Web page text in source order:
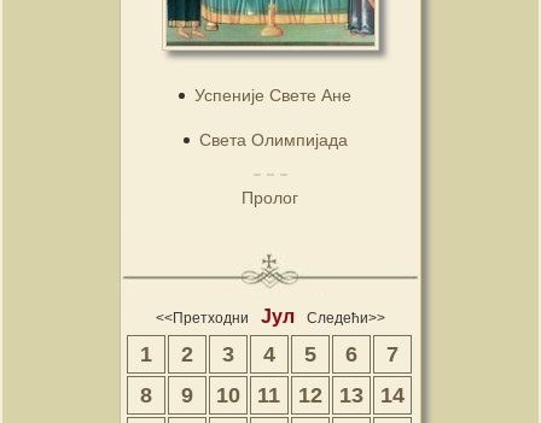
Успеније Свете Ане
Света Олимпијада
Пролог
<<Претходни Јул Следећи>>
1 2 3 4 5 6
7
8
9 10 11 12 13
14